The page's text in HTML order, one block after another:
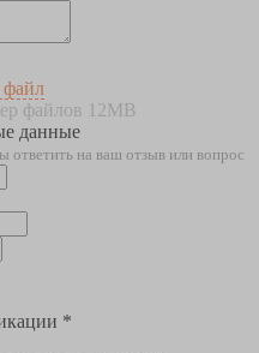
файл
файлов 12MB
данные
на ваш отзыв или вопрос
*